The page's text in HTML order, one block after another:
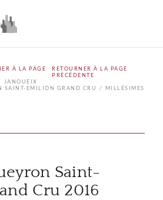
RETOURNER À LA PAGE
PRÉCÉDENTE
JANOUEIX
SAINT-EMILION GRAND CRU
MILLÉSIMES
Saint-
Cru 2016